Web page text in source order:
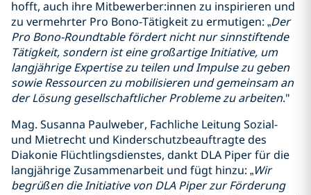
hofft, auch ihre Mitbewerber:innen zu inspirieren und
zu vermehrter Pro Bono-Tätigkeit zu ermutigen: „Der
Pro Bono-Roundtable fördert nicht nur sinnstiftende
Tätigkeit, sondern ist eine großartige Initiative, um
langjährige Expertise zu teilen und Impulse zu geben
sowie Ressourcen zu mobilisieren und gemeinsam an
der Lösung gesellschaftlicher Probleme zu arbeiten."
Mag. Susanna Paulweber, Fachliche Leitung Sozial-
und Mietrecht und Kinderschutzbeauftragte des
Diakonie Flüchtlingsdienstes, dankt DLA Piper für die
langjährige Zusammenarbeit und fügt hinzu: „Wir
begrüßen die Initiative von DLA Piper zur Förderung